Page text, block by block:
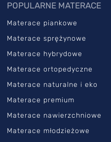
POPULARNE MATERACE
Materace piankowe
Materace sprężynowe
Materace hybrydowe
Materace ortopedyczne
Materace naturalne i eko
Materace premium
Materace nawierzchniowe
Materace młodzieżowe